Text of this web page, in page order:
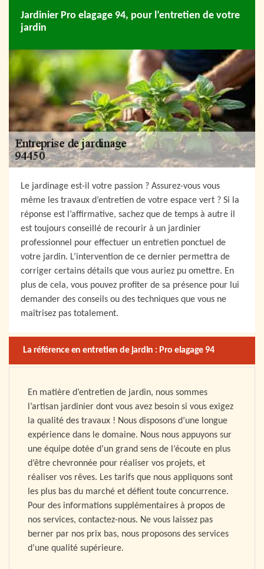
Jardinier Pro elagage 94, pour l’entretien de votre
jardin
Le jardinage est-il votre passion ? Assurez-vous vous
même les travaux d’entretien de votre espace vert ? Si la
réponse est l’affirmative, sachez que de temps à autre il
est toujours conseillé de recourir à un jardinier
professionnel pour effectuer un entretien ponctuel de
votre jardin. L’intervention de ce dernier permettra de
corriger certains détails que vous auriez pu omettre. En
plus de cela, vous pouvez profiter de sa présence pour lui
demander des conseils ou des techniques que vous ne
maîtrisez pas totalement.
La référence en entretien de jardin : Pro elagage 94
En matière d’entretien de jardin, nous sommes
l’artisan jardinier dont vous avez besoin si vous exigez
la qualité des travaux ! Nous disposons d’une longue
expérience dans le domaine. Nous nous appuyons sur
une équipe dotée d’un grand sens de l’écoute en plus
d’être chevronnée pour réaliser vos projets, et
réaliser vos rêves. Les tarifs que nous appliquons sont
les plus bas du marché et défient toute concurrence.
Pour des informations supplémentaires à propos de
nos services, contactez-nous. Ne vous laissez pas
berner par nos prix bas, nous proposons des services
d’une qualité supérieure.